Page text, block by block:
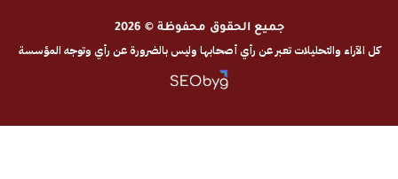
جميع الحقوق محفوظة © 2026
تعبر عن رأي أصحابها وليس بالضرورة عن رأي وتوجه المؤسسة